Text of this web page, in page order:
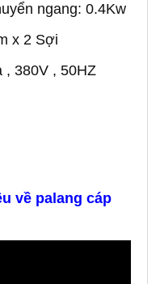
ngang: 0.4Kw
x 2 Sợi
, 380V , 50HZ
về palang cáp